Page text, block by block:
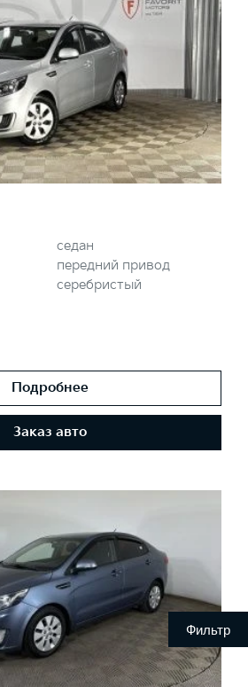
Фильтр
седан
передний привод
серебристый
Подробнее
Заказ авто